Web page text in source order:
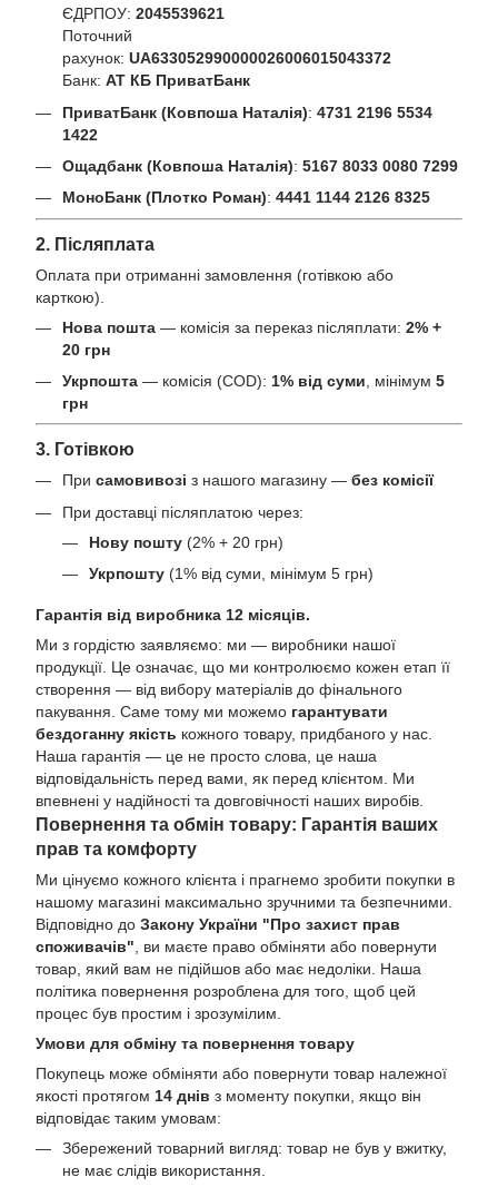
ЄДРПОУ: 2045539621
Поточний
рахунок: UA633052990000026006015043372
Банк: АТ КБ ПриватБанк
ПриватБанк (Ковпоша Наталія): 4731 2196 5534
1422
Ощадбанк (Ковпоша Наталія): 5167 8033 0080 7299
МоноБанк (Плотко Роман): 4441 1144 2126 8325
2. Післяплата
Оплата при отриманні замовлення (готівкою або
карткою).
Нова пошта — комісія за переказ післяплати: 2% +
20 грн
Укрпошта — комісія (COD): 1% від суми , мінімум 5
грн
3. Готівкою
При самовивозі з нашого магазину — без комісії
При доставці післяплатою через:
Нову пошту (2% + 20 грн)
Укрпошту (1% від суми, мінімум 5 грн)
Гарантія від виробника 12 місяців.
Ми з гордістю заявляємо: ми — виробники нашої
продукції. Це означає, що ми контролюємо кожен етап її
створення — від вибору матеріалів до фінального
пакування. Саме тому ми можемо гарантувати
бездоганну якість кожного товару, придбаного у нас.
Наша гарантія — це не просто слова, це наша
відповідальність перед вами, як перед клієнтом. Ми
впевнені у надійності та довговічності наших виробів.
Повернення та обмін товару: Гарантія ваших
прав та комфорту
Ми цінуємо кожного клієнта і прагнемо зробити покупки в
нашому магазині максимально зручними та безпечними.
Відповідно до Закону України "Про захист прав
споживачів" , ви маєте право обміняти або повернути
товар, який вам не підійшов або має недоліки. Наша
політика повернення розроблена для того, щоб цей
процес був простим і зрозумілим.
Умови для обміну та повернення товару
Покупець може обміняти або повернути товар належної
якості протягом 14 днів з моменту покупки, якщо він
відповідає таким умовам:
Збережений товарний вигляд: товар не був у вжитку,
не має слідів використання.